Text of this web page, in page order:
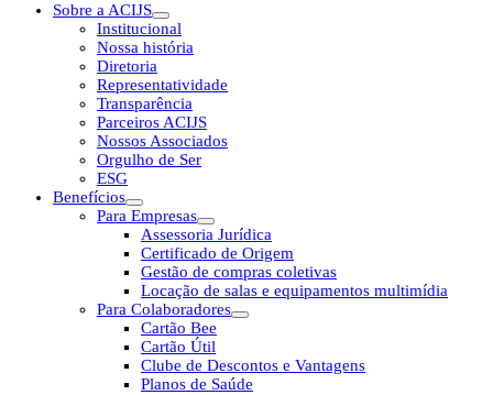
Sobre a ACIJS
Institucional
Nossa história
Diretoria
Representatividade
Transparência
Parceiros ACIJS
Nossos Associados
Orgulho de Ser
ESG
Benefícios
Para Empresas
Assessoria Jurídica
Certificado de Origem
Gestão de compras coletivas
Locação de salas e equipamentos multimídia
Para Colaboradores
Cartão Bee
Cartão Útil
Clube de Descontos e Vantagens
Planos de Saúde